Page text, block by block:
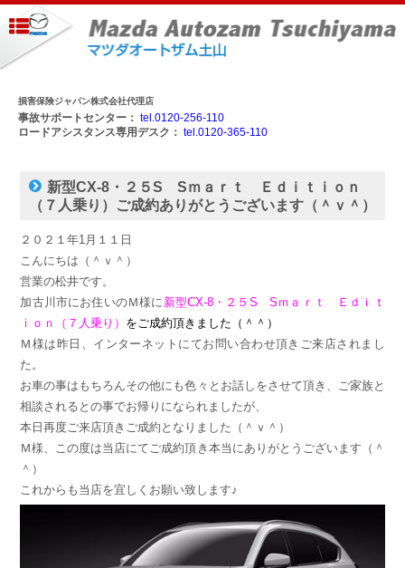
損害保険ジャパン株式会社代理店
事故サポートセンター： tel.0120-256-110
ロードアシスタンス専用デスク： tel.0120-365-110
新型CX-8・２５S Sｍａｒｔ Ｅｄｉｔｉｏｎ
（７人乗り）ご成約ありがとうございます（＾ｖ＾）
２０２１年1月１１日
こんにちは（＾ｖ＾）
営業の松井です。
加古川市にお住いのＭ様に 新型CX-8・２５S Sｍａｒｔ Ｅｄｉｔ
ｉｏｎ（７人乗り） をご成約頂きました（＾＾）
Ｍ様は昨日、インターネットにてお問い合わせ頂きご来店されまし
た。
お車の事はもちろんその他にも色々とお話しをさせて頂き、ご家族と
相談されるとの事でお帰りになられましたが、
本日再度ご来店頂きご成約となりました（＾ｖ＾）
Ｍ様、この度は当店にてご成約頂き本当にありがとうございます（＾
＾）
これからも当店を宜しくお願い致します♪